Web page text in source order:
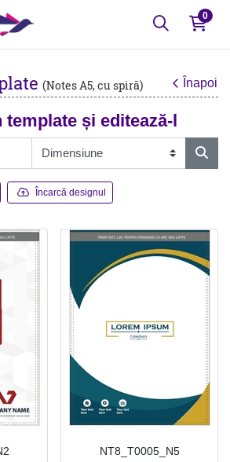
0
(Notes A5, cu spiră) Înapoi
template și editează-l
Încarcă designul
NT8_T0005_N5